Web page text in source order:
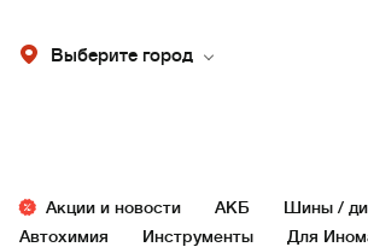
Выберите город
Акции и новости АКБ
Шины /
Автохимия
Инструменты
Для